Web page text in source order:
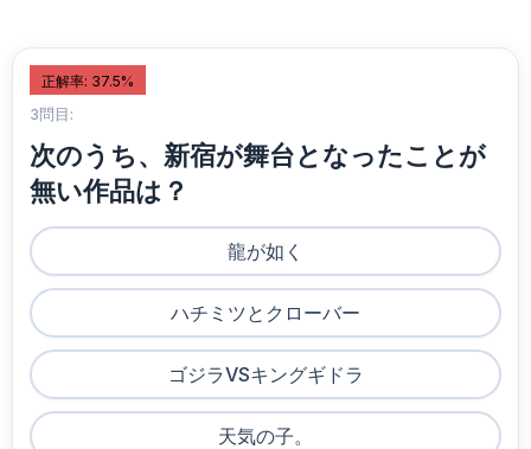
正解率: 37.5%
3問目:
次のうち、新宿が舞台となったことが
無い作品は？
龍が如く
ハチミツとクローバー
ゴジラVSキングギドラ
天気の子。